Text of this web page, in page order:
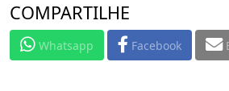
COMPARTILHE
Whatsapp Facebook